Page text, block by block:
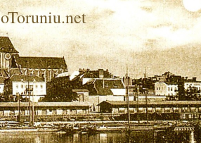
oToruniu.net